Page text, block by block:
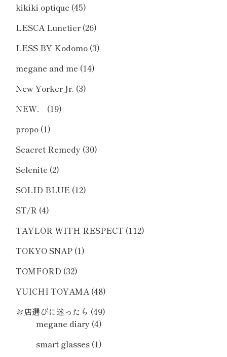
kikiki optique (45)
LESCA Lunetier(26)
LESS BY Kodomo (3)
megane and me (14)
New Yorker Jr. (3)
NEW．
(19)
propo (1)
Seacret Remedy (30)
Selenite (2)
SOLID BLUE (12)
ST/R (4)
TAYLOR WITH RESPECT (112)
TOKYO SNAP (1)
TOMFORD (32)
YUICHI TOYAMA(48)
お店選びに迷ったら (49)
megane diary (4)
smart glasses (1)